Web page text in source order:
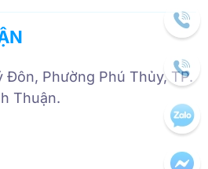
Đôn, Phường Phú Thủy, TP.
Thuận.